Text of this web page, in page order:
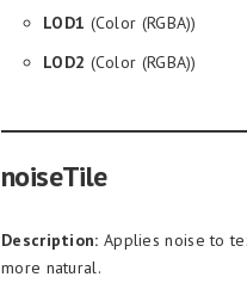
LOD1 (Color (RGBA))
LOD2 (Color (RGBA))
noiseTile
Description: Applies noise to
more natural.